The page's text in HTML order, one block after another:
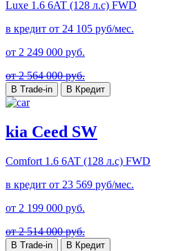
Luxe 1.6 6AT (128 л.с) FWD
в кредит от 24 105 руб/мес.
от 2 249 000 руб.
от 2 564 000 руб.
В Trade-in В Кредит
kia Ceed SW
Comfort 1.6 6AT (128 л.с) FWD
в кредит от 23 569 руб/мес.
от 2 199 000 руб.
от 2 514 000 руб.
В Trade-in В Кредит